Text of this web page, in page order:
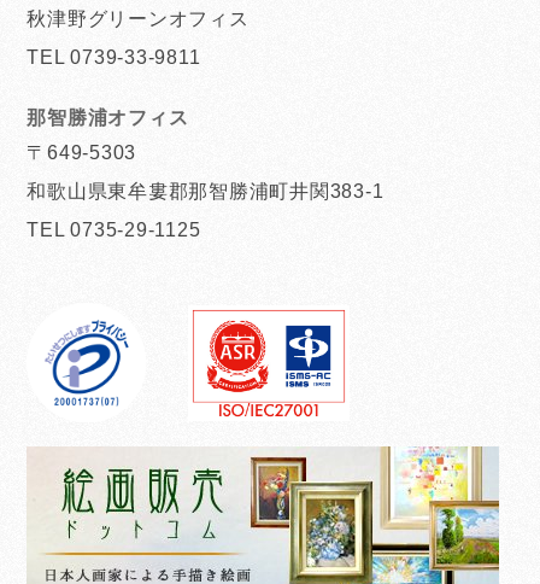
秋津野グリーンオフィス
TEL 0739-33-9811
那智勝浦オフィス
〒649-5303
和歌山県東牟婁郡那智勝浦町井関383-1
TEL 0735-29-1125